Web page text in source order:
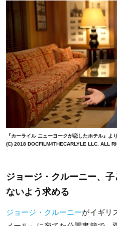
『カーライル ニューヨークが恋したホテル』より
(C) 2018 DOCFILM4THECARLYLE LLC. ALL
ジョージ・クルーニー、 子
ないよう求める
ジョージ・クルーニーがイギリ